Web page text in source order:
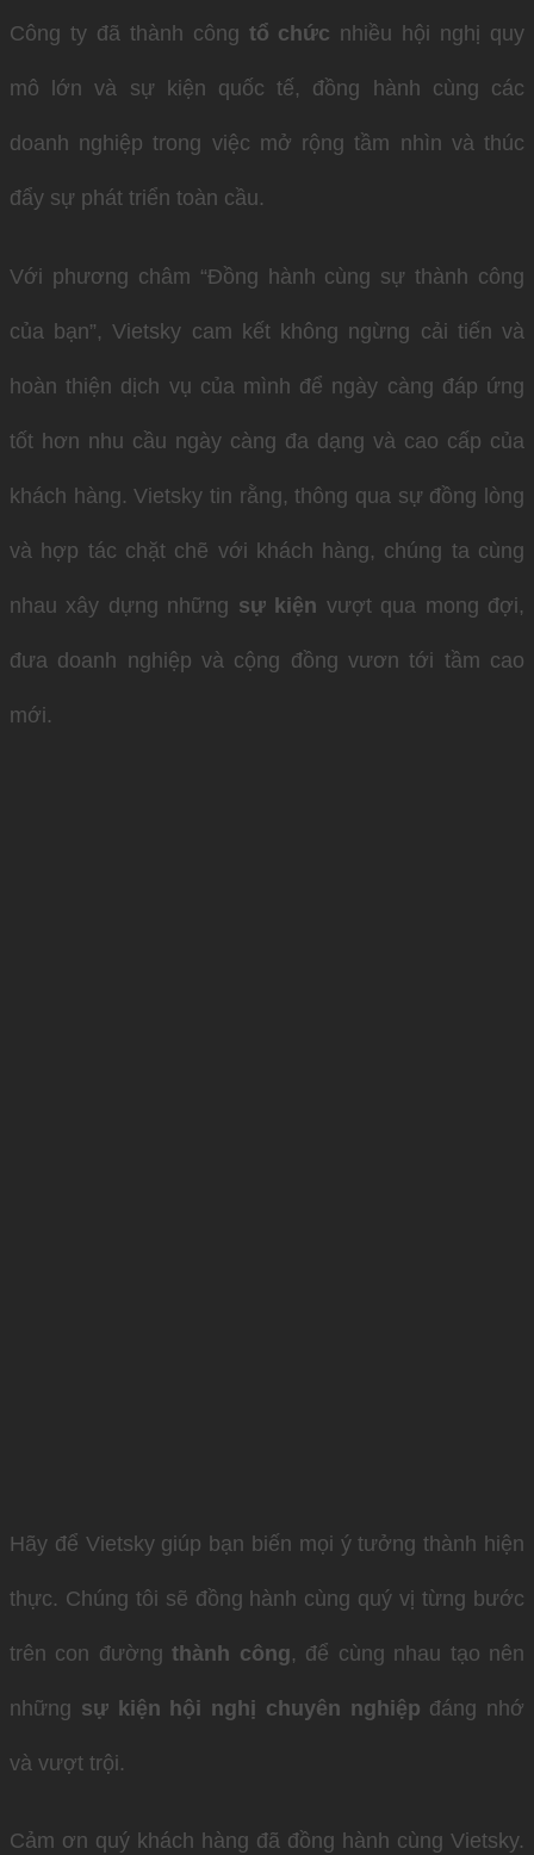
Công ty đã thành công tổ chức nhiều hội nghị quy
mô lớn và sự kiện quốc tế, đồng hành cùng các
doanh nghiệp trong việc mở rộng tầm nhìn và thúc
đẩy sự phát triển toàn cầu.
Với phương châm “Đồng hành cùng sự thành công
của bạn”, Vietsky cam kết không ngừng cải tiến và
hoàn thiện dịch vụ của mình để ngày càng đáp ứng
tốt hơn nhu cầu ngày càng đa dạng và cao cấp của
khách hàng. Vietsky tin rằng, thông qua sự đồng lòng
và hợp tác chặt chẽ với khách hàng, chúng ta cùng
nhau xây dựng những sự kiện vượt qua mong đợi,
đưa doanh nghiệp và cộng đồng vươn tới tầm cao
mới.
Hãy để Vietsky giúp bạn biến mọi ý tưởng thành hiện
thực. Chúng tôi sẽ đồng hành cùng quý vị từng bước
trên con đườngthành công, để cùng nhau tạo nên
những sự kiện hội nghị chuyên nghiệp đáng nhớ
và vượt trội.
Cảm ơn quý khách hàng đã đồng hành cùng Vietsky.